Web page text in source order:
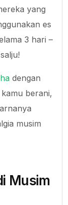
yang
es
3 hari –
dengan
berani,
musim
Musim